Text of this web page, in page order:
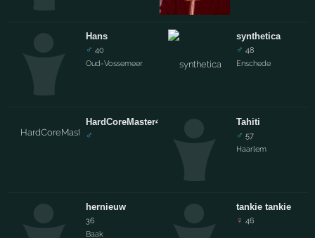
Hans
♂ 40
Oud-Vossemeer
HardCoreMaster4Life
♂
hernieuw
36
Baak
synthetica
♂ 48
Enschede
Tahiti
♂ 57
Haarlem
tankie tankie
♀ 46